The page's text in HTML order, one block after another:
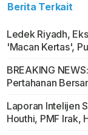
Berita Terkait
Ledek Riyadh,
'Macan Kertas',
BREAKING
Pertahanan
Laporan Intelijen
Houthi, PMF Irak,